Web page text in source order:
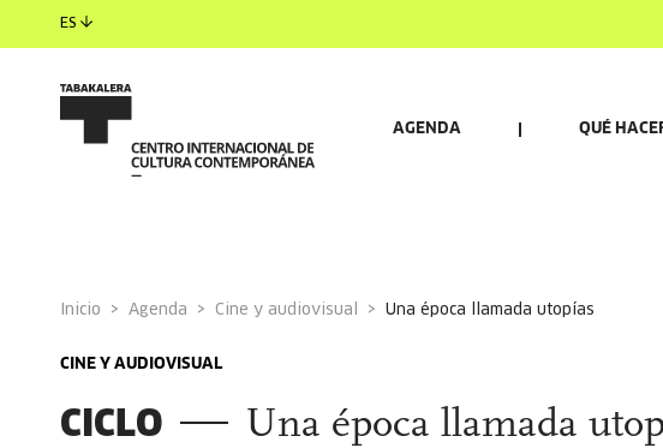
ES
AGENDA QUÉ
Inicio Agenda Cine y audiovisual una época llamada utopías
CINE Y AUDIOVISUAL
CICLO Una época llamada